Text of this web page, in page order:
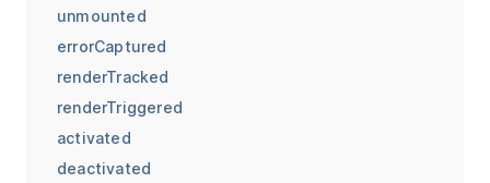
unmounted
errorCaptured
renderTracked
renderTriggered
activated
deactivated